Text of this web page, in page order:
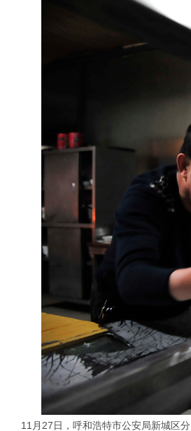
11月27日，呼和浩特市公安局新城区